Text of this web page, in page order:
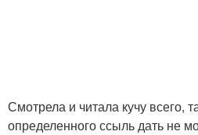
Смотрела и читала кучу всего,
определенного ссыль дать не